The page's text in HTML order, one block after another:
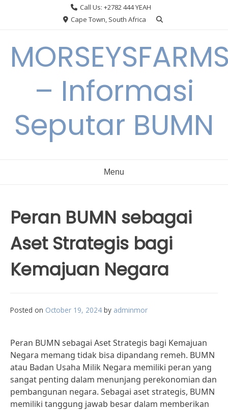
Call Us: +2782 444 YEAH
Cape Town, South Africa
– Informasi
Seputar BUMN
Menu
Peran BUMN sebagai
Aset Strategis bagi
Kemajuan Negara
Posted on October 19, 2024 by adminmor
Peran BUMN sebagai Aset Strategis bagi Kemajuan
Negara memang tidak bisa dipandang remeh. BUMN
atau Badan Usaha Milik Negara memiliki peran yang
sangat penting dalam menunjang perekonomian dan
pembangunan negara. Sebagai aset strategis, BUMN
memiliki tanggung jawab besar dalam memberikan